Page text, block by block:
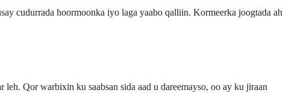
cudurrada hoormoonka iyo laga yaabo qalliin. Kormeerka joogtada ah
Qor warbixin ku saabsan sida aad u dareemayso, oo ay ku jiraan